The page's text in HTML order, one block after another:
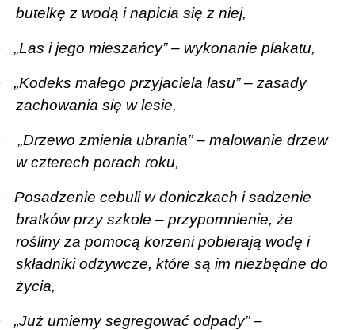
butelkę z wodą i napicia się z niej,
„Las i jego mieszańcy” – wykonanie plakatu,
„Kodeks małego przyjaciela lasu” – zasady
zachowania się w lesie,
„Drzewo zmienia ubrania” – malowanie drzew
w czterech porach roku,
Posadzenie cebuli w doniczkach i sadzenie
bratków przy szkole – przypomnienie, że
rośliny za pomocą korzeni pobierają wodę i
składniki odżywcze, które są im niezbędne do
życia,
„Już umiemy segregować odpady” –